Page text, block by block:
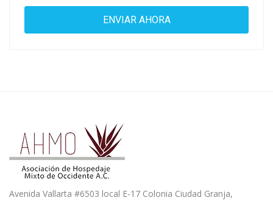
Avenida Vallarta #6503 local E-17 Colonia Ciudad Granja,